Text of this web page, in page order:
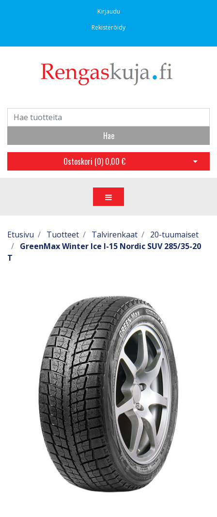
Kirjaudu
Rekisteröidy
Hae
Ostoskori (0) 0,00 € Avaa
Etusivu Tuotteet Talvirenkaat
20-tuumaiset
GreenMax Winter Ice I-15 Nordic SUV 285/35-20
T